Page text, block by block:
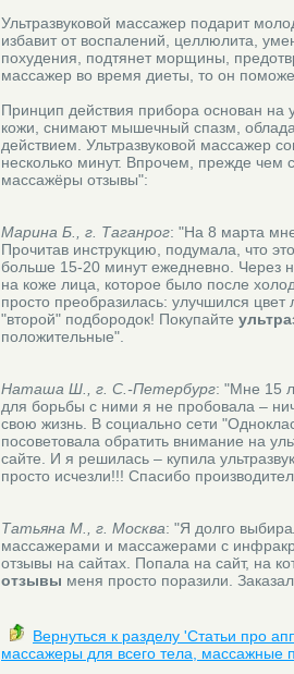
Ультразвуковой массажер подарит
избавит от воспалений, целлюлита,
похудения, подтянет морщины,
массажер во время диеты, то он
Принцип действия прибора основан на
кожи, снимают мышечный спазм,
действием. Ультразвуковой массажер
несколько минут. Впрочем, прежде чем
массажёры отзывы":
Марина Б., г. Таганрог: "На 8 марта
Прочитав инструкцию, подумала, что
больше 15-20 минут ежедневно. Через
на коже лица, которое было после
просто преобразилась: улучшился
"второй" подбородок! Покупайте
положительные".
Наташа Ш., г. С.-Петербург: "Мне 15
для борьбы с ними я не пробовала –
свою жизнь. В социально сети
посоветовала обратить внимание на
сайте. И я решилась – купила
просто исчезли!!! Спасибо
Татьяна М., г. Москва: "Я долго
массажерами и массажерами с
отзывы на сайтах. Попала на сайт, на
отзывы меня просто поразили.
Вернуться к разделу 'Статьи про
массажеры для всего тела, массажные